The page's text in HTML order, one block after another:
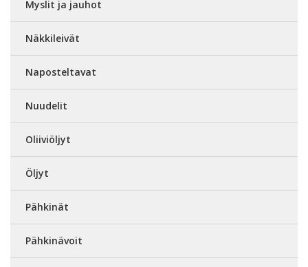
Myslit ja jauhot
Näkkileivät
Naposteltavat
Nuudelit
Oliiviöljyt
Öljyt
Pähkinät
Pähkinävoit